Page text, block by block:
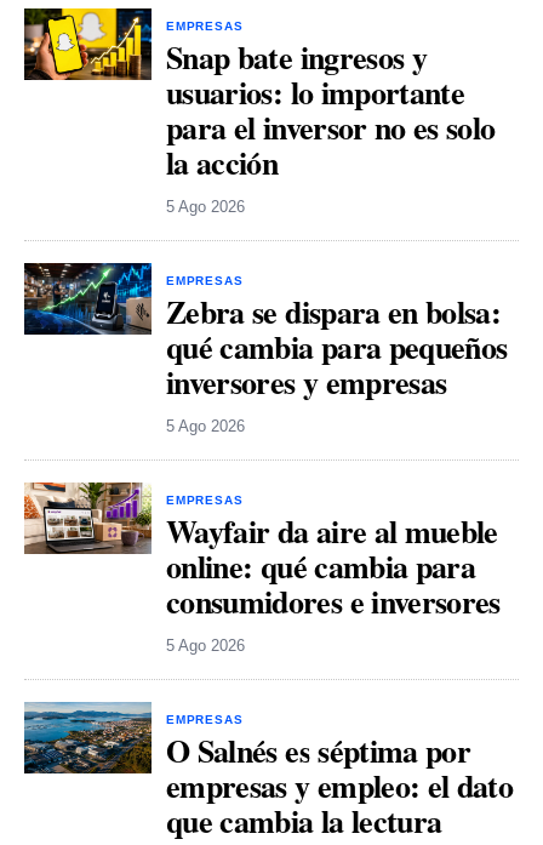
EMPRESAS
Snap bate ingresos y
usuarios: lo importante
para el inversor no es solo
la acción
5 Ago 2026
EMPRESAS
Zebra se dispara en bolsa:
qué cambia para pequeños
inversores y empresas
5 Ago 2026
EMPRESAS
Wayfair da aire al mueble
online: qué cambia para
consumidores e inversores
5 Ago 2026
EMPRESAS
O Salnés es séptima por
empresas y empleo: el dato
que cambia la lectura